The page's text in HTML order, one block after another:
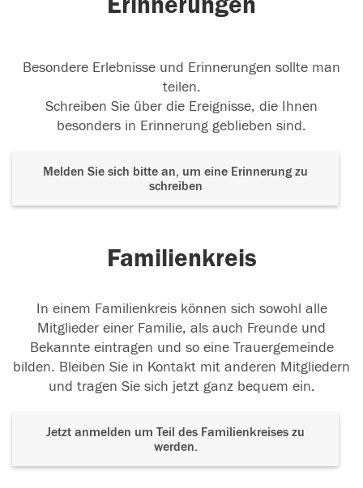
Besondere Erlebnisse und Erinnerungen sollte man
teilen.
Schreiben Sie über die Ereignisse, die Ihnen
besonders in Erinnerung geblieben sind.
Melden Sie sich bitte an, um eine Erinnerung zu
schreiben
Familienkreis
In einem Familienkreis können sich sowohl alle
Mitglieder einer Familie, als auch Freunde und
Bekannte eintragen und so eine Trauergemeinde
bilden. Bleiben Sie in Kontakt mit anderen Mitgliedern
und tragen Sie sich jetzt ganz bequem ein.
Jetzt anmelden um Teil des Familienkreises zu
werden.